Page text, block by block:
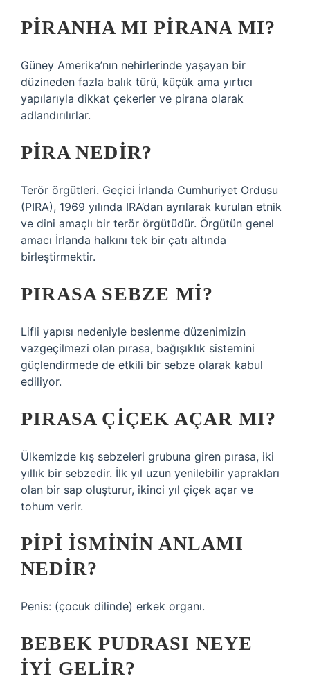
PIRANHA MI PIRANA MI?
Güney Amerika’nın nehirlerinde yaşayan bir
düzineden fazla balık türü, küçük ama yırtıcı
yapılarıyla dikkat çekerler ve pirana olarak
adlandırılırlar.
PIRA NEDIR?
Terör örgütleri. Geçici İrlanda Cumhuriyet Ordusu
(PIRA), 1969 yılında IRA’dan ayrılarak kurulan etnik
ve dini amaçlı bir terör örgütüdür. Örgütün genel
amacı İrlanda halkını tek bir çatı altında
birleştirmektir.
PIRASA SEBZE MI?
Lifli yapısı nedeniyle beslenme düzenimizin
vazgeçilmezi olan pırasa, bağışıklık sistemini
güçlendirmede de etkili bir sebze olarak kabul
ediliyor.
PIRASA ÇIÇEK AÇAR MI?
Ülkemizde kış sebzeleri grubuna giren pırasa, iki
yıllık bir sebzedir. İlk yıl uzun yenilebilir yaprakları
olan bir sap oluşturur, ikinci yıl çiçek açar ve
tohum verir.
PIPI ISMININ ANLAMI
NEDIR?
Penis: (çocuk dilinde) erkek organı.
BEBEK PUDRASI NEYE
IYI GELIR?